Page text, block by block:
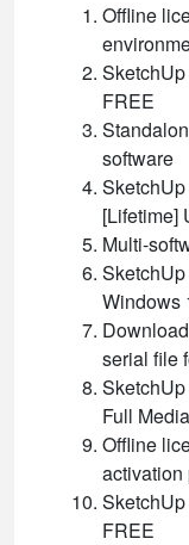
Offline
FREE
software
[Lifetime]
Multi-
Windows
serial file
Full
Offline
activation
FREE